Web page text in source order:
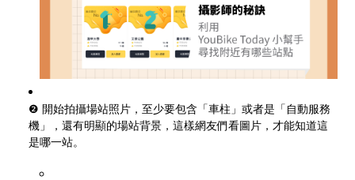
❷ 開始拍攝場站照片，至少要包含「車柱」或者是「自動服務
機」，還有明顯的場站背景，這樣網友們看圖片，才能知道這
是哪一站。